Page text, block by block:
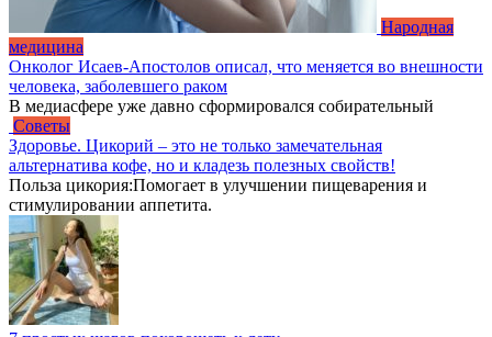
Народная
медицина
Онколог Исаев-Апостолов описал, что меняется во внешности
человека, заболевшего раком
В медиасфере уже давно сформировался собирательный
Советы
Здоровье. Цикорий – это не только замечательная
альтернатива кофе, но и кладезь полезных свойств!
Польза цикория:Помогает в улучшении пищеварения и
стимулировании аппетита.